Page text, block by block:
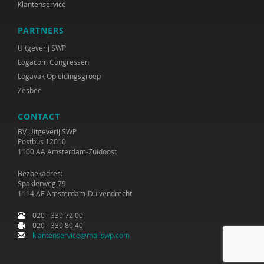
Lianne Kleijer-Kool
Petula Klein Nagelvoort
Willem Kleine Schaars
Maaike Kluft
Riet Knaapen
José Koster
Pieter Kousemaker
Renske Kroeze
Klantenservice
PARTNERS
Uitgeverij SWP
Logacom Congressen
Logavak Opleidingsgroep
Zesbee
CONTACT
BV Uitgeverij SWP
Postbus 12010
1100 AA Amsterdam-Zuidoost
Bezoekadres:
Spaklerweg 79
1114 AE Amsterdam-Duivendrecht
020 - 330 72 00
020 - 330 80 40
klantenservice@mailswp.com